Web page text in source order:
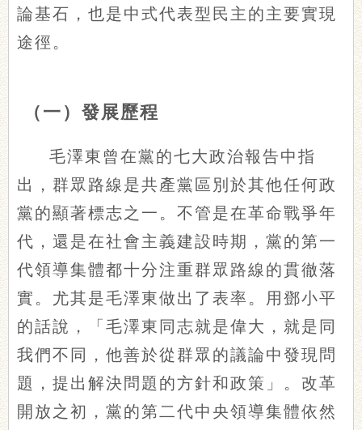
論基石，也是中式代表型民主的主要實現
途徑。
（一）發展歷程
毛澤東曾在黨的七大政治報告中指
出，群眾路線是共產黨區別於其他任何政
黨的顯著標志之一。不管是在革命戰爭年
代，還是在社會主義建設時期，黨的第一
代領導集體都十分注重群眾路線的貫徹落
實。尤其是毛澤東做出了表率。用鄧小平
的話說，「毛澤東同志就是偉大，就是同
我們不同，他善於從群眾的議論中發現問
題，提出解決問題的方針和政策」。改革
開放之初，黨的第二代中央領導集體依然